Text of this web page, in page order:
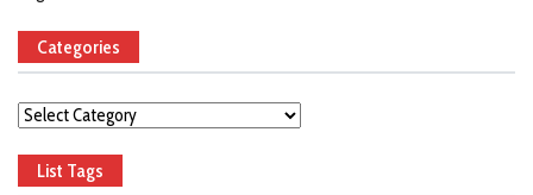
Categories
Categories
List Tags